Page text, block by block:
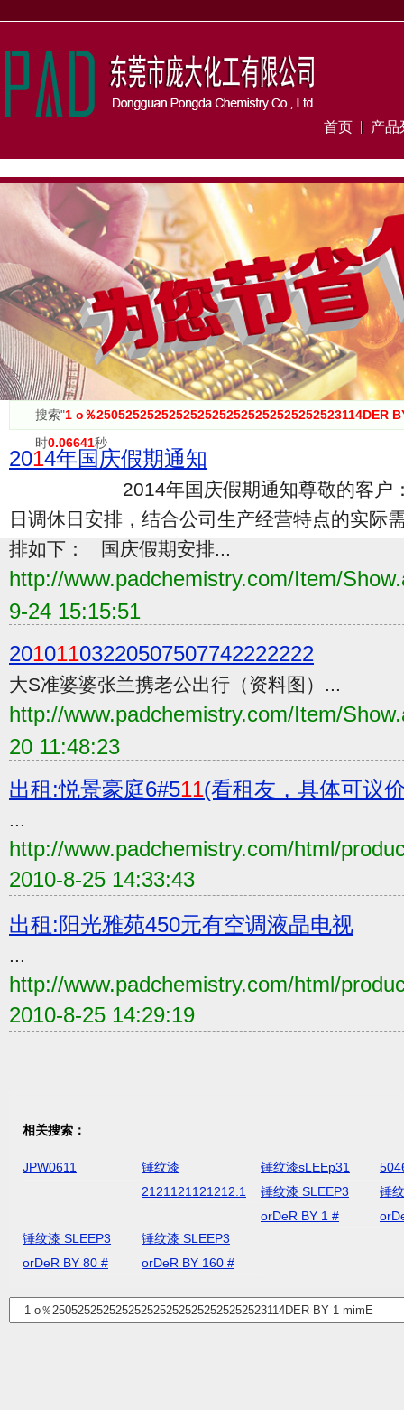
首页 产品
搜索"1 o％2505252525252525252525252525252523114DER
时0.06641秒
2014年国庆假期通知
2014年国庆假期通知尊敬的客户：
日调休日安排，结合公司生产经营特点的实际
排如下： 国庆假期安排...
http://www.padchemistry.com/Item/
9-24 15:15:51
20101103220507507742222222
大S准婆婆张兰携老公出行（资料图）...
http://www.padchemistry.com/Item/
20 11:48:23
出租:悦景豪庭6#511(看租友，具体可议
...
http://www.padchemistry.com/html/
2010-8-25 14:33:43
出租:阳光雅苑450元有空调液晶电视
...
http://www.padchemistry.com/html/
2010-8-25 14:29:19
相关搜索：
JPW0611 锤纹漆
2121121121212.1
锤纹漆sLEEp31
锤纹漆 SLEEP3
orDeR BY 1 #
锤
锤纹漆 SLEEP3
orDeR BY 80 #
锤纹漆 SLEEP3
orDeR BY 160 #